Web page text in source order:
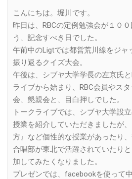
こんにちは。堀川です。
昨日は、RBCの定例勉強会が１０
う、記念すべき日でした。
午前中のLigtでは都営荒川線をジャ
振り返るクイズ大会。
午後は、シブヤ大学学長の左京氏
ライブから始まり、RBC会員やス
会、懇親会と、目白押しでした。
トークライブでは、シブヤ大学設
授業を紹介していただきましたが
方』など個性的な授業があったり
合唱部が東北で活躍されていたり
加してみたくなりました。
プレゼンでは、facebookを使って